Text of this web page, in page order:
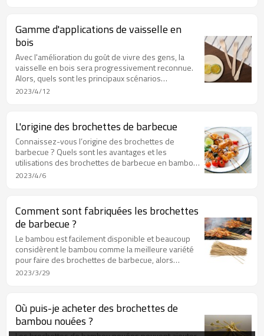
Gamme d'applications de vaisselle en
bois
Avec l'amélioration du goût de vivre des gens, la
vaisselle en bois sera progressivement reconnue.
Alors, quels sont les principaux scénarios
d’application de la vaisselle en bois ? Continuez à
2023/4/12
L'origine des brochettes de barbecue
Connaissez-vous l’origine des brochettes de
barbecue ? Quels sont les avantages et les
utilisations des brochettes de barbecue en bambou
? Les articles suivants répondent à ces questions
2023/4/6
Comment sont fabriquées les brochettes
de barbecue ?
Le bambou est facilement disponible et beaucoup
considèrent le bambou comme la meilleure variété
pour faire des brochettes de barbecue, alors
comment faire des brochettes de barbecue ? Quels
plus.
2023/3/29
Où puis-je acheter des brochettes de
bambou nouées ?